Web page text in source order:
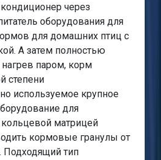
через
оборудования для
для домашних птиц с
А затем полностью
паром, корм
степени
используемое крупное
для
кольцевой матрицей
кормовые гранулы от
Подходящий тип